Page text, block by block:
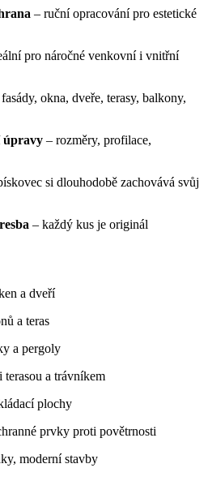
– ruční opracování pro estetické
pro náročné venkovní i vnitřní
okna, dveře, terasy, balkony,
úpravy – rozměry, profilace,
si dlouhodobě zachovává svůj
– každý kus je originál
a dveří
a teras
a pergoly
a trávníkem
plochy
prvky proti povětrnosti
moderní stavby